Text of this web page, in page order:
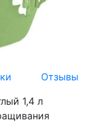
Отзывы
1,4 л